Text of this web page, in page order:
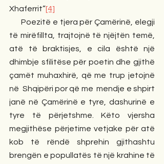
Xhaferrit”[4]
të mirëfillta, trajtojnë të njëjtën temë,
atë të braktisjes, e cila është një
dhimbje sfilitëse për poetin dhe gjithë
çamët muhaxhirë, që me trup jetojnë
në  Shqipëri por që me  mendje e shpirt
janë në Çamërinë e tyre, dashurinë e
tyre të përjetshme. Këto vjersha
megjithëse përjetime vetjake për atë
kob të rëndë shprehin gjithashtu
brengën e popullatës të një krahine të